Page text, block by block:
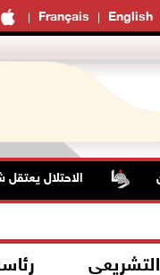
Français English
الاحتلال يعتقل شابا
التشريعي